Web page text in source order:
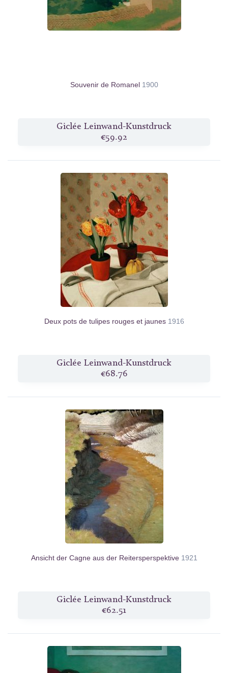
Souvenir de Romanel 1900
Giclée Leinwand-Kunstdruck
€59.92
Deux pots de tulipes rouges et jaunes 1916
Giclée Leinwand-Kunstdruck
€68.76
Ansicht der Cagne aus der Reitersperspektive 1921
Giclée Leinwand-Kunstdruck
€62.51